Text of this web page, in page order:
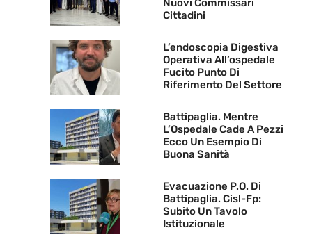
Nuovi Commissari
Cittadini
L’endoscopia Digestiva
Operativa All’ospedale
Fucito Punto Di
Riferimento Del Settore
Battipaglia. Mentre
L’Ospedale Cade A Pezzi
Ecco Un Esempio Di
Buona Sanità
Evacuazione P.O. Di
Battipaglia. Cisl-Fp:
Subito Un Tavolo
Istituzionale